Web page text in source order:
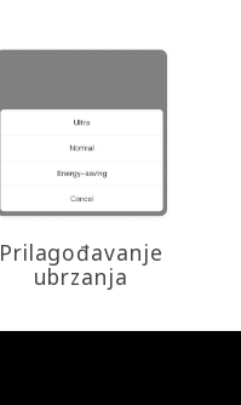
Prilagođavanje
ubrzanja